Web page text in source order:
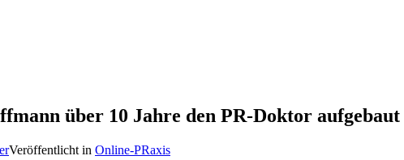
über 10 Jahre den PR-Doktor aufgebaut
Veröffentlicht in Online-PRaxis